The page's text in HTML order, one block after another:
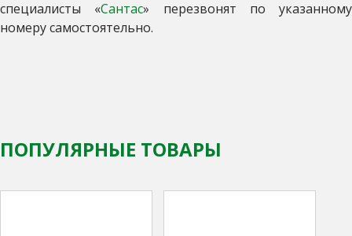
специалисты «Сантас» перезвонят по указанному
номеру самостоятельно.
ПОПУЛЯРНЫЕ ТОВАРЫ